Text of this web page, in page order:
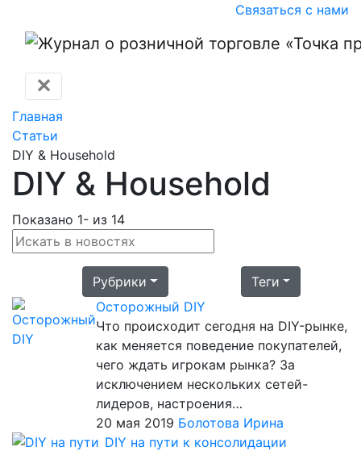
Связаться с нами
✕
Главная
Статьи
DIY & Household
DIY & Household
Показано 1- из 14
Рубрики
Теги
Осторожный DIY
Что происходит сегодня на DIY-рынке,
как меняется поведение покупателей,
чего ждать игрокам рынка? За
исключением нескольких сетей-
лидеров, настроения…
20 мая 2019 Болотова Ирина
DIY на пути к консолидации